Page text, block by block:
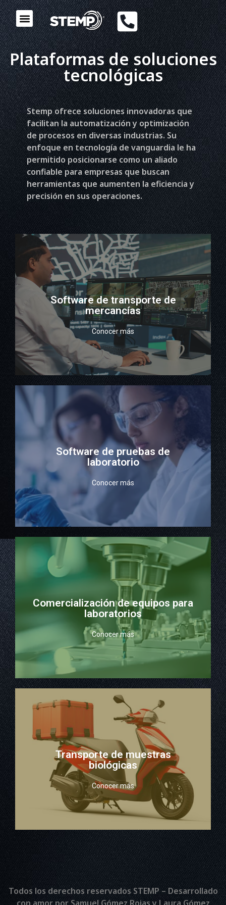
Plataformas de soluciones
tecnológicas
Stemp ofrece soluciones innovadoras que
facilitan la automatización y optimización
de procesos en diversas industrias. Su
enfoque en tecnología de vanguardia le ha
permitido posicionarse como un aliado
confiable para empresas que buscan
herramientas que aumenten la eficiencia y
precisión en sus operaciones.
Software de transporte de
mercancías
Conocer más
Software de transporte de
mercancías
Desarrollamos plataformas de seguimiento y
control a todos los operadores logísticos. Controle
todos los transportes de su empresa al alcance de
su mano.
Software de pruebas de
laboratorio
Conocer más
Software de pruebas de
laboratorio (próximamente)
Lleve un registro histórico detallado de todas las
pruebas realizadas en su laboratorio. Reciba
anotaciones en línea por parte de médicos
designados.
Comercialización de equipos para
laboratorios
Conocer más
Comercialización de equipos para
laboratorios
Tenemos un portafolio completo de equipos
profesionales para laboratorios
Transporte de muestras
biológicas
Conocer más
Transporte de muestras
biológicas
Ofrecemos una flota de transporte motorizado
con equipos especiales para el correcto transporte
Todos los derechos reservados STEMP – Desarrollado